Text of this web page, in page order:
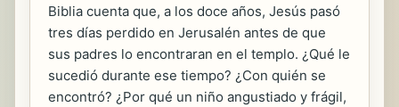
Biblia cuenta que, a los doce años, Jesús pasó
tres días perdido en Jerusalén antes de que
sus padres lo encontraran en el templo. ¿Qué le
sucedió durante ese tiempo? ¿Con quién se
encontró? ¿Por qué un niño angustiado y frágil,